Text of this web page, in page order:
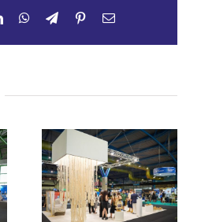
LinkedInWhatsApp
TelegramPinterestCorreo